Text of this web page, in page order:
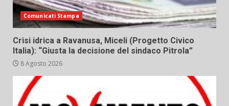
Comunicati Stampa
Crisi idrica a Ravanusa, Miceli (Progetto Civico
Italia): “Giusta la decisione del sindaco Pitrola”
8 Agosto 2026